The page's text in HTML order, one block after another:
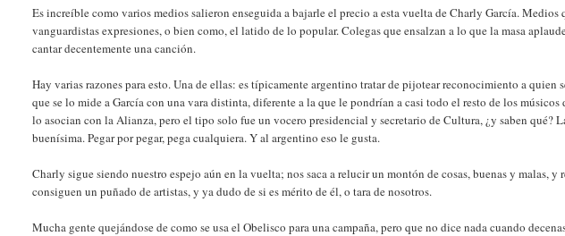
Es increíble como varios medios salieron enseguida a bajarle el precio a esta vuelta de Charly García. Medios
vanguardistas expresiones, o bien como, el latido de lo popular. Colegas que ensalzan a lo que la masa
cantar decentemente una canción.
Hay varias razones para esto. Una de ellas: es típicamente argentino tratar de pijotear reconocimiento a quien
que se lo mide a García con una vara distinta, diferente a la que le pondrían a casi todo el resto de los
lo asocian con la Alianza, pero el tipo solo fue un vocero presidencial y secretario de Cultura, ¿y saben qué?
buenísima. Pegar por pegar, pega cualquiera. Y al argentino eso le gusta.
Charly sigue siendo nuestro espejo aún en la vuelta; nos saca a relucir un montón de cosas, buenas y malas,
consiguen un puñado de artistas, y ya dudo de si es mérito de él, o tara de nosotros.
Mucha gente quejándose de como se usa el Obelisco para una campaña, pero que no dice nada cuando